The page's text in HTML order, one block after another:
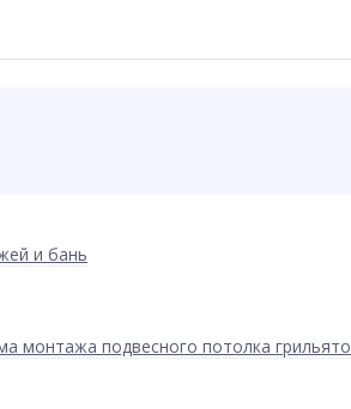
и бань
монтажа подвесного потолка грильято